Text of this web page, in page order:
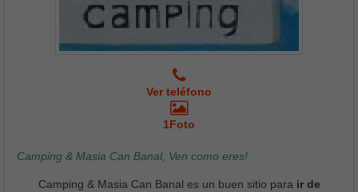
Ver teléfono
1Foto
Camping & Masia Can Banal, Ven como eres!
Camping & Masia Can Banal es un buen sitio para ir de